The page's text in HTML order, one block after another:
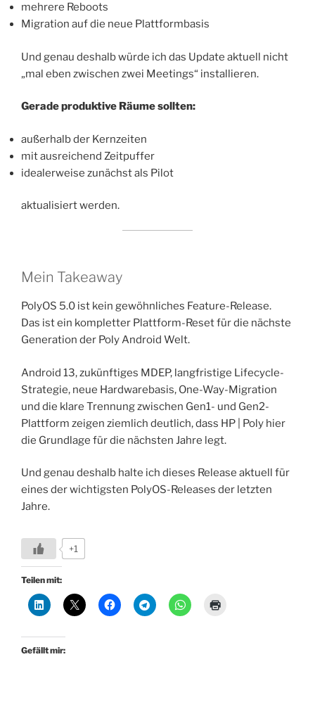
mehrere Reboots
Migration auf die neue Plattformbasis
Und genau deshalb würde ich das Update aktuell nicht
„mal eben zwischen zwei Meetings“ installieren.
Gerade produktive Räume sollten:
außerhalb der Kernzeiten
mit ausreichend Zeitpuffer
idealerweise zunächst als Pilot
aktualisiert werden.
Mein Takeaway
PolyOS 5.0 ist kein gewöhnliches Feature-Release.
Das ist ein kompletter Plattform-Reset für die nächste
Generation der Poly Android Welt.
Android 13, zukünftiges MDEP, langfristige Lifecycle-
Strategie, neue Hardwarebasis, One-Way-Migration
und die klare Trennung zwischen Gen1- und Gen2-
Plattform zeigen ziemlich deutlich, dass HP | Poly hier
die Grundlage für die nächsten Jahre legt.
Und genau deshalb halte ich dieses Release aktuell für
eines der wichtigsten PolyOS-Releases der letzten
Jahre.
+1
Teilen mit:
Gefällt mir: